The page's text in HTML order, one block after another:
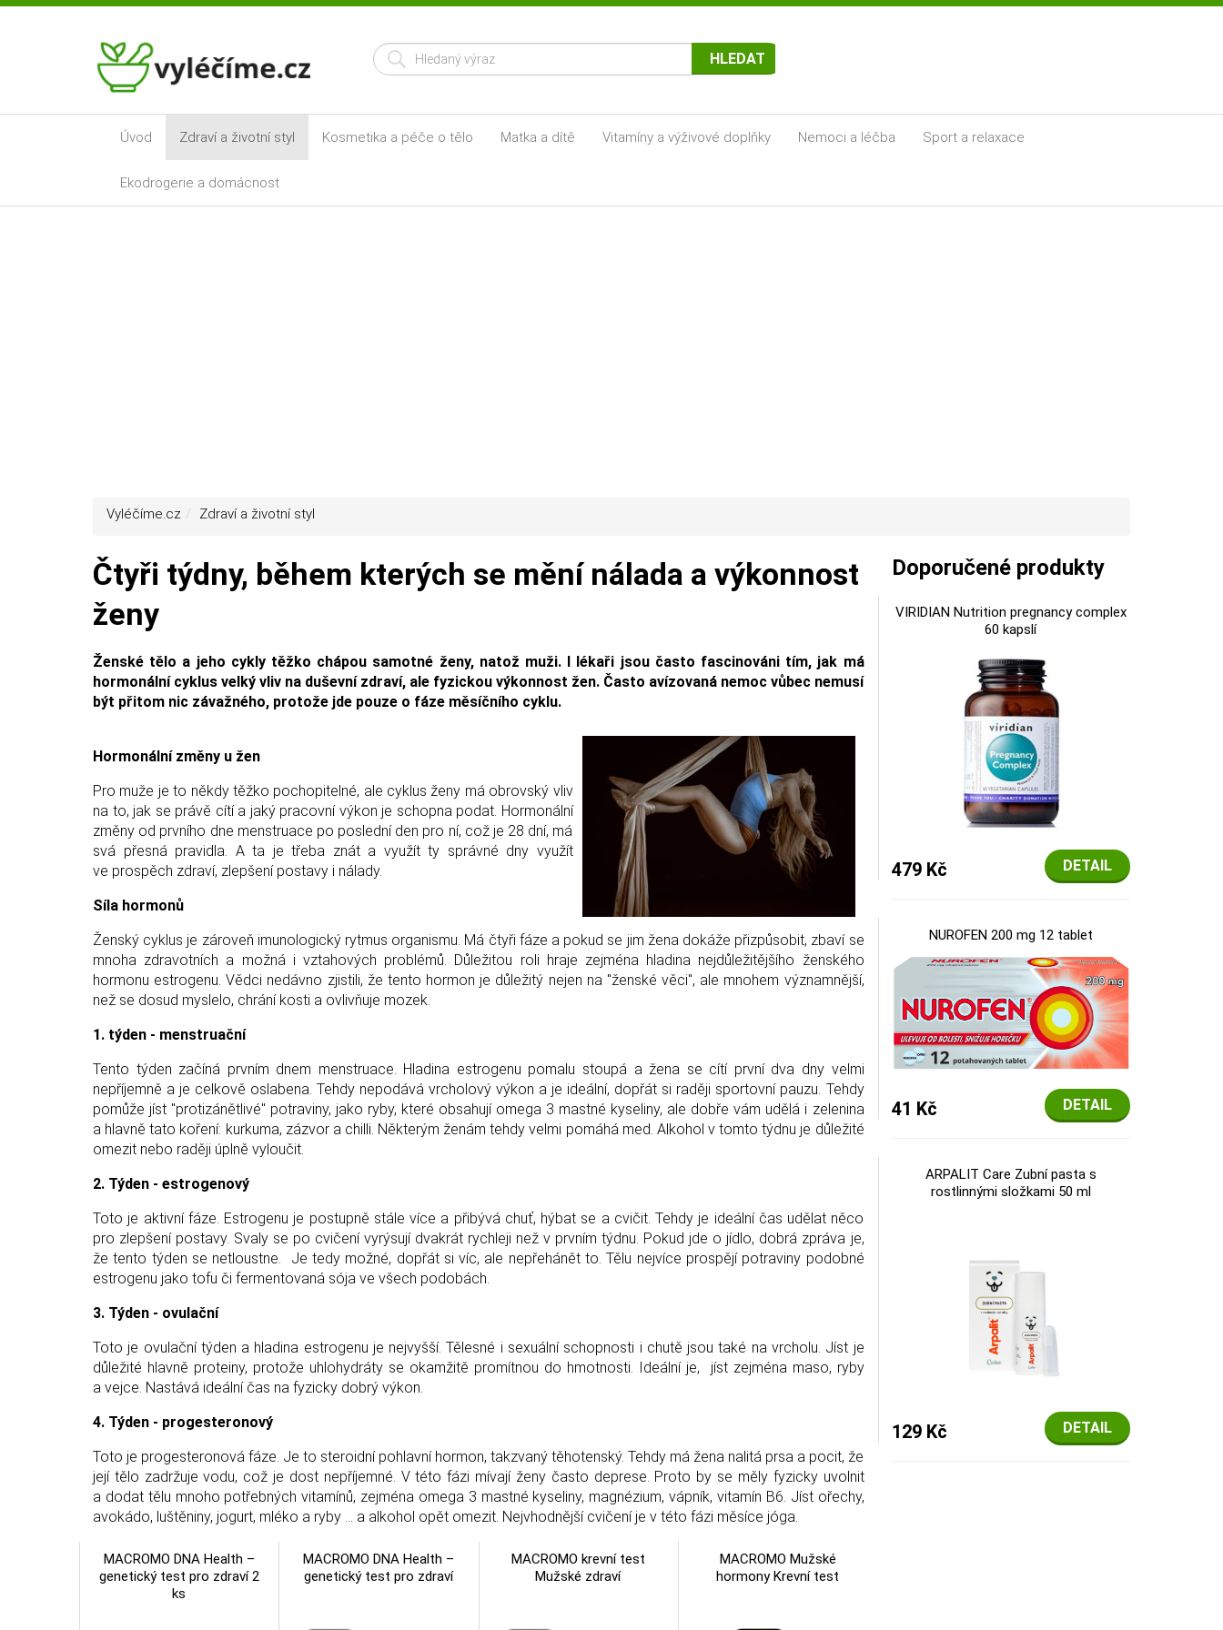
HLEDAT
Úvod Zdraví a životní styl Kosmetika a péče o tělo Matka a dítě Vitamíny a výživové doplňky Nemoci a léčba Sport a relaxace
Ekodrogerie a domácnost
Vyléčíme.cz Zdraví a životní styl
Čtyři týdny, během kterých se mění nálada a výkonnost
ženy
Ženské tělo a jeho cykly těžko chápou samotné ženy, natož muži. I lékaři jsou často fascinováni tím, jak má
hormonální cyklus velký vliv na duševní zdraví, ale fyzickou výkonnost žen. Často avízovaná nemoc vůbec nemusí
být přitom nic závažného, protože jde pouze o fáze měsíčního cyklu.
Hormonální změny u žen
Pro muže je to někdy těžko pochopitelné, ale cyklus ženy má obrovský vliv
na to, jak se právě cítí a jaký pracovní výkon je schopna podat. Hormonální
změny od prvního dne menstruace po poslední den pro ní, což je 28 dní, má
svá přesná pravidla. A ta je třeba znát a využít ty správné dny využít
ve prospěch zdraví, zlepšení postavy i nálady.
Síla hormonů
Ženský cyklus je zároveň imunologický rytmus organismu. Má čtyři fáze a pokud se jim žena dokáže přizpůsobit, zbaví se
mnoha zdravotních a možná i vztahových problémů. Důležitou roli hraje zejména hladina nejdůležitějšího ženského
hormonu estrogenu. Vědci nedávno zjistili, že tento hormon je důležitý nejen na "ženské věci", ale mnohem významnější,
než se dosud myslelo, chrání kosti a ovlivňuje mozek.
1. týden - menstruační
Tento týden začíná prvním dnem menstruace. Hladina estrogenu pomalu stoupá a žena se cítí první dva dny velmi
nepříjemně a je celkově oslabena. Tehdy nepodává vrcholový výkon a je ideální, dopřát si raději sportovní pauzu. Tehdy
pomůže jíst "protizánětlivé" potraviny, jako ryby, které obsahují omega 3 mastné kyseliny, ale dobře vám udělá i zelenina
a hlavně tato koření: kurkuma, zázvor a chilli. Některým ženám tehdy velmi pomáhá med. Alkohol v tomto týdnu je důležité
omezit nebo raději úplně vyloučit.
2. Týden - estrogenový
Toto je aktivní fáze. Estrogenu je postupně stále více a přibývá chuť, hýbat se a cvičit. Tehdy je ideální čas udělat něco
pro zlepšení postavy. Svaly se po cvičení vyrýsují dvakrát rychleji než v prvním týdnu. Pokud jde o jídlo, dobrá zpráva je,
že tento týden se netloustne. Je tedy možné, dopřát si víc, ale nepřehánět to. Tělu nejvíce prospějí potraviny podobné
estrogenu jako tofu či fermentovaná sója ve všech podobách.
3. Týden - ovulační
Toto je ovulační týden a hladina estrogenu je nejvyšší. Tělesné i sexuální schopnosti i chutě jsou také na vrcholu. Jíst je
důležité hlavně proteiny, protože uhlohydráty se okamžitě promítnou do hmotnosti. Ideální je, jíst zejména maso, ryby
a vejce. Nastává ideální čas na fyzicky dobrý výkon.
4. Týden - progesteronový
Toto je progesteronová fáze. Je to steroidní pohlavní hormon, takzvaný těhotenský. Tehdy má žena nalitá prsa a pocit, že
její tělo zadržuje vodu, což je dost nepříjemné. V této fázi mívají ženy často deprese. Proto by se měly fyzicky uvolnit
a dodat tělu mnoho potřebných vitamínů, zejména omega 3 mastné kyseliny, magnézium, vápník, vitamín B6. Jíst ořechy,
avokádo, luštěniny, jogurt, mléko a ryby ... a alkohol opět omezit. Nejvhodnější cvičení je v této fázi měsíce jóga.
MACROMO DNA Health –
genetický test pro zdraví 2
ks
MACROMO DNA Health –
genetický test pro zdraví
MACROMO krevní test
Mužské zdraví
MACROMO Mužské
hormony Krevní test
Doporučené produkty
VIRIDIAN Nutrition pregnancy complex
60 kapslí
DETAIL
479 Kč
NUROFEN 200 mg 12 tablet
DETAIL
41 Kč
ARPALIT Care Zubní pasta s
rostlinnými složkami 50 ml
DETAIL
129 Kč